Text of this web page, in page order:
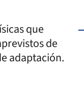
que
de
adaptación.